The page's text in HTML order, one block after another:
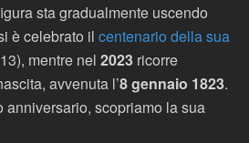
sta gradualmente uscendo
è celebrato il centenario della sua
mentre nel 2023 ricorre
avvenuta l’8 gennaio 1823.
anniversario, scopriamo la sua